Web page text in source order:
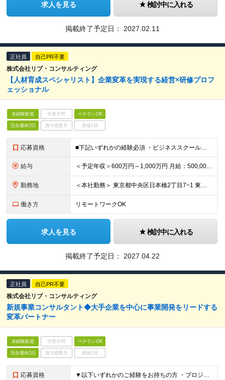
求人を見る 検討中に入れる
掲載終了予定日： 2027.02.11
正社員 自己PR不要
株式会社リブ・コンサルティング
【人材育成スペシャリスト】企業変革を実現する経営×研修プロフ
ェッショナル
未経験歓迎 学歴不問 ベテランOK
完全週休2日 賞与複数月 面接1回
応募資格 ■下記いずれかの経験必須 ・ビジネススクールや学習塾などにおける講師のご経験がある方 ・営業職などのクライアントワークにおいて、顧客の成果にコミットした経験がある方（個人・法人不問） ・人材開発・人材
給与 ＜予定年収＞600万円～1,000万円 月給：500,000円～833,333円 ※固定残業手当/月：141,256円～187,090円（固定残業時間50時間0分/月）を含む。超過した時間外労働の残
勤務地 ＜本社勤務＞ 東京都中央区日本橋2丁目7−1 東京日本橋タワー29F ※在宅勤務・リモートワーク：相談可（在宅） 変更の範囲：会社の定める事業所（リモートワーク含む）
働き方 リモートワークOK
求人を見る 検討中に入れる
掲載終了予定日： 2027.04.22
正社員 自己PR不要
株式会社リブ・コンサルティング
新規事業コンサルタント◆大手企業を中心に事業開発をリードする
変革パートナー
未経験歓迎 学歴不問 ベテランOK
完全週休2日 賞与複数月 面接1回
応募資格 ▼以下いずれかのご経験をお持ちの方 ・プロジェクトリードのご経験（プロジェクト規模は問わない） ・エンジニア、デザイナー、PMなど様々なステークホルダーとの調整業務のご経験 ・大手企業へのソリューショ